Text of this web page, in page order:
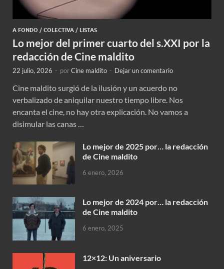
A FONDO / COLECTIVA / LISTAS
Lo mejor del primer cuarto del s.XXI por la
redacción de Cine maldito
22 julio, 2026 - porCine maldito - Dejar un comentario
Cine maldito surgió de la ilusión y un acuerdo no
verbalizado de aniquilar nuestro tiempo libre. Nos
encanta el cine, no hay otra explicación. No vamos a
disimular las canas …
Lo mejor de 2025 por… la redacción
de Cine maldito
6 enero, 2026
Lo mejor de 2024 por… la redacción
de Cine maldito
6 enero, 2025
12×12: Un aniversario